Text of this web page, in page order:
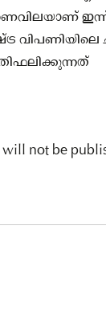
will not be